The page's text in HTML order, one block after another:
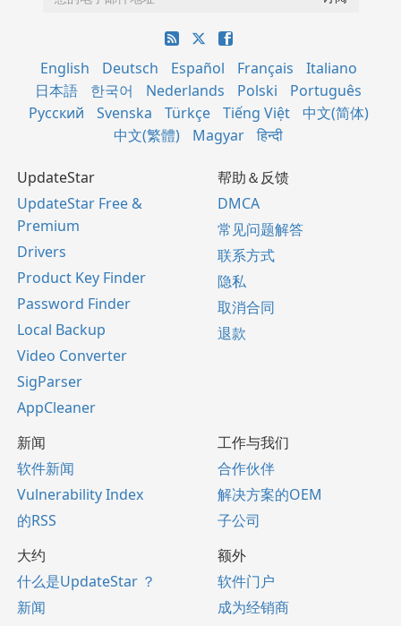
English Deutsch Español Français
Italiano
日本語
한국어 Nederlands Polski
Português
Русский
Svenska Türkçe Tiếng Việt
中文(简体)
中文(繁體)
Magyar हिन्दी
UpdateStar
UpdateStar Free &
Premium
Drivers
Product Key Finder
Password Finder
Local Backup
Video Converter
SigParser
AppCleaner
帮助＆反馈
DMCA
常见问题解答
联系方式
隐私
取消合同
退款
新闻
软件新闻
Vulnerability Index
的RSS
工作与我们
合作伙伴
解决方案的OEM
子公司
大约
什么是UpdateStar ？
新闻
额外
软件门户
成为经销商